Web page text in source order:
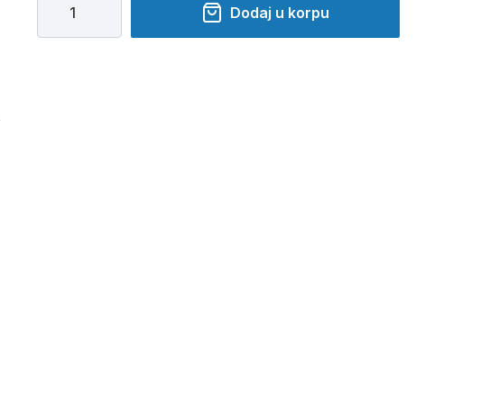
Dodaj u korpu